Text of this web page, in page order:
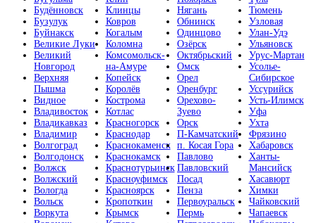
Будённовск
Бузулук
Буйнакск
Великие Луки
Великий
Новгород
Верхняя
Пышма
Видное
Владивосток
Владикавказ
Владимир
Волгоград
Волгодонск
Волжск
Волжский
Вологда
Вольск
Воркута
Клинцы
Ковров
Когалым
Коломна
Комсомольск-
на-Амуре
Копейск
Королёв
Кострома
Котлас
Красногорск
Краснодар
Краснокаменск
Краснокамск
Краснотурьинск
Красноуфимск
Красноярск
Кропоткин
Крымск
Нягань
Обнинск
Одинцово
Озёрск
Октябрьский
Омск
Орел
Оренбург
Орехово-
Зуево
Орск
П-Камчатский
п. Косая Гора
Павлово
Павловский
Посад
Пенза
Первоуральск
Пермь
Тюмень
Узловая
Улан-Удэ
Ульяновск
Урус-Мартан
Усолье-
Сибирское
Уссурийск
Усть-Илимск
Уфа
Ухта
Фрязино
Хабаровск
Ханты-
Мансийск
Хасавюрт
Химки
Чайковский
Чапаевск